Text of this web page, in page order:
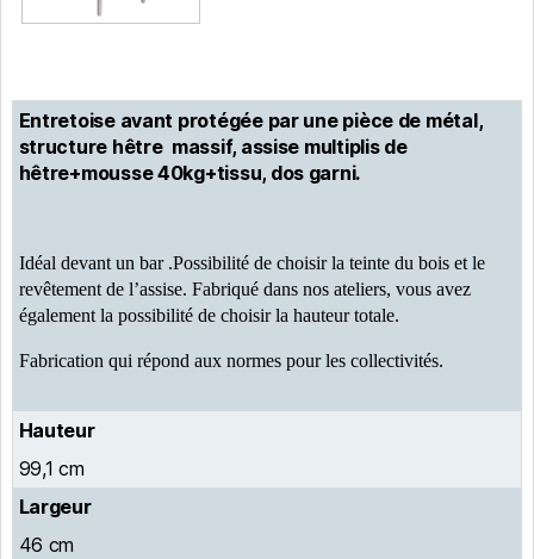
Entretoise avant protégée par une pièce de métal,
structure hêtre massif, assise multiplis de
hêtre+mousse 40kg+tissu, dos garni.
Idéal devant un bar .Possibilité de choisir la teinte du bois et le
revêtement de l’assise. Fabriqué dans nos ateliers, vous avez
également la possibilité de choisir la hauteur totale.
Fabrication qui répond aux normes pour les collectivités.
Hauteur
99,1 cm
Largeur
46 cm